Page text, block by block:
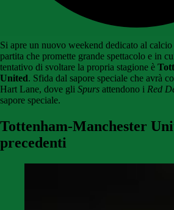
Si apre un nuovo weekend dedicato al
partita che promette grande spettacolo e in
tentativo di svoltare la propria stagione è
United. Sfida dal sapore speciale che avrà
Hart Lane, dove gli Spurs attendono i Red
sapore speciale.
Tottenham-Manchester
precedenti